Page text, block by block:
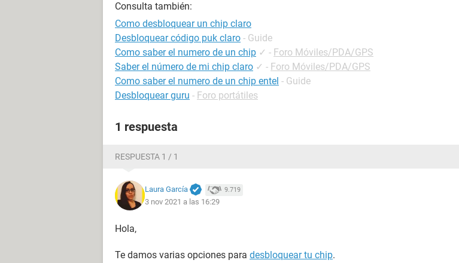
Consulta también:
Como desbloquear un chip claro
Desbloquear código puk claro - Guide
Como saber el numero de un chip ✓ - Foro Móviles/PDA/GPS
Saber el número de mi chip claro ✓ - Foro Móviles/PDA/GPS
Como saber el numero de un chip entel - Guide
Desbloquear guru - Foro portátiles
1 respuesta
RESPUESTA 1 / 1
Laura García 9.719
3 nov 2021 a las 16:29
Hola,
Te damos varias opciones para desbloquear tu chip.